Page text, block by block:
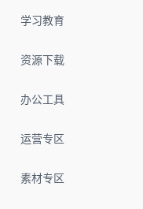
学习教育
资源下载
办公工具
运营专区
素材专区